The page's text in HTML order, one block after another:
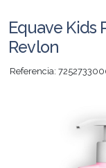
Equave Kids
Revlon
Referencia: